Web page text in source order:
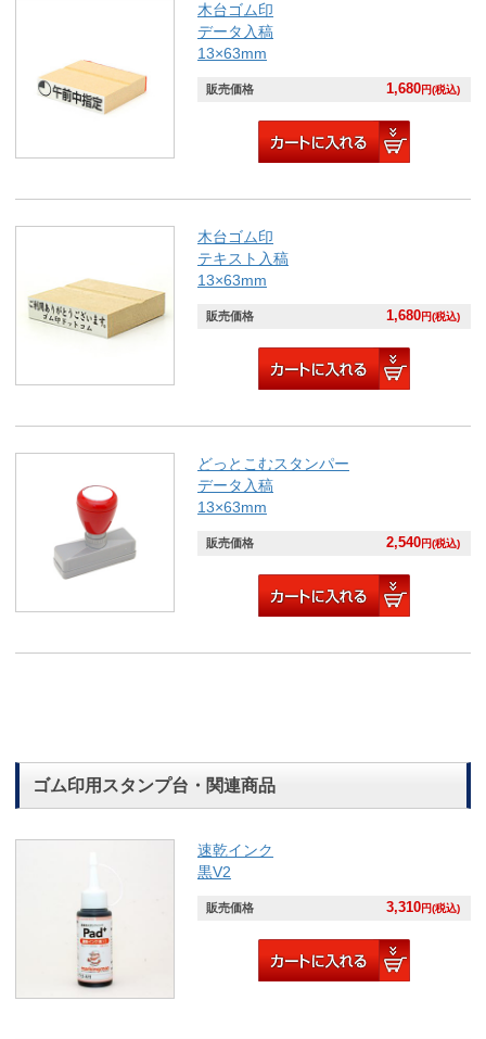
木台ゴム印
データ入稿
13×63mm
販売価格 1,680円(税込)
木台ゴム印
テキスト入稿
13×63mm
販売価格 1,680円(税込)
どっとこむスタンパー
データ入稿
13×63mm
販売価格 2,540円(税込)
ゴム印用スタンプ台・関連商品
速乾インク
黒V2
販売価格 3,310円(税込)